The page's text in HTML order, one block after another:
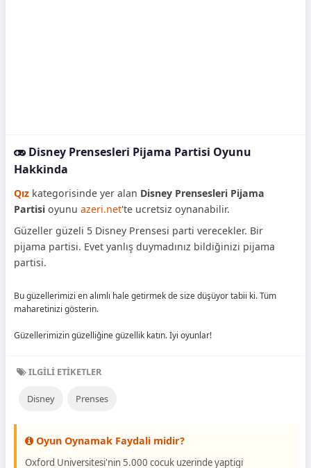
Disney Prensesleri Pijama Partisi Oyunu
Hakkinda
Qız kategorisinde yer alan Disney Prensesleri Pijama
Partisi oyunu azeri.net'te ucretsiz oynanabilir.
Güzeller güzeli 5 Disney Prensesi parti verecekler. Bir
pijama partisi. Evet yanlış duymadınız bildiğinizi pijama
partisi.
Bu güzellerimizi en alımlı hale getirmek de size düşüyor tabii ki. Tüm
maharetinizi gösterin.
Güzellerimizin güzelliğine güzellik katın. İyi oyunlar!
ILGILI ETIKETLER
Disney Prenses
Oyun Oynamak Faydali midir?
Oxford Universitesi'nin 5.000 cocuk uzerinde yaptigi